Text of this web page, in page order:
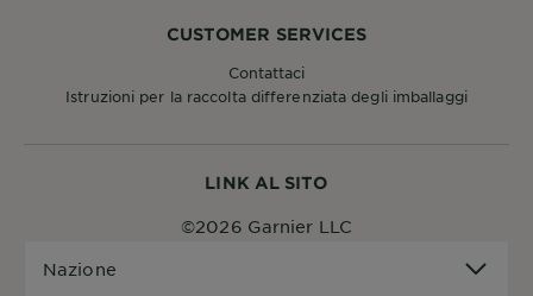
LINK AL SITO
Nazione
©2026 Garnier LLC
CUSTOMER SERVICES
Contattaci
Istruzioni per la raccolta differenziata degli imballaggi